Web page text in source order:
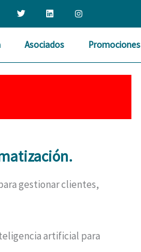
w
t
e
i
n
k
d
n
n
s
t
a
Asociados Promociones
gestionar clientes,
artificial para